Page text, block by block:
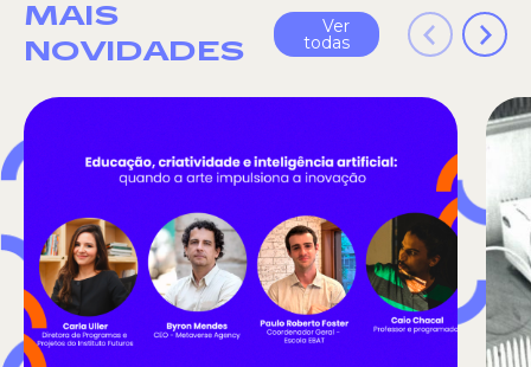
MAIS
NOVIDADES
Ver
todas